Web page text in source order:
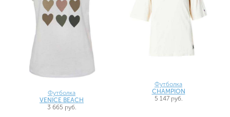
Футболка
VENICE BEACH
3 665 руб.
Футболка
CHAMPION
5 147 руб.